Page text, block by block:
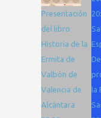
Presentación
del libro
Historia de la
Ermita de
Valbón de
Valencia de
Alcántara
la